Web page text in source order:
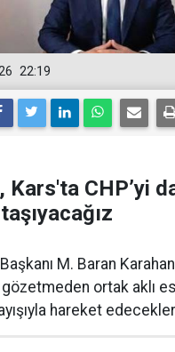
22:19
Kars'ta CHP’yi
M. Baran
gözetmeden ortak aklı
hareket